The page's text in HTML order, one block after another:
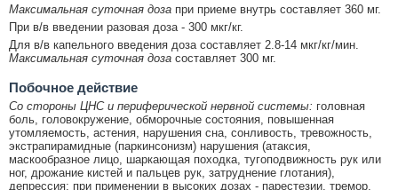
Максимальная суточная доза при приеме внутрь составляет 360 мг.
При в/в введении разовая доза - 300 мкг/кг.
Для в/в капельного введения доза составляет 2.8-14 мкг/кг/мин.
Максимальная суточная доза составляет 300 мг.
Побочное действие
Со стороны ЦНС и периферической нервной системы: головная
боль, головокружение, обморочные состояния, повышенная
утомляемость, астения, нарушения сна, сонливость, тревожность,
экстрапирамидные (паркинсонизм) нарушения (атаксия,
маскообразное лицо, шаркающая походка, тугоподвижность рук или
ног, дрожание кистей и пальцев рук, затруднение глотания),
депрессия; при применении в высоких дозах - парестезии, тремор,